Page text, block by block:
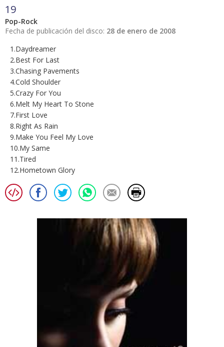
19
Pop-Rock
Fecha de publicación del disco: 28 de enero de 2008
1.Daydreamer
2.Best For Last
3.Chasing Pavements
4.Cold Shoulder
5.Crazy For You
6.Melt My Heart To Stone
7.First Love
8.Right As Rain
9.Make You Feel My Love
10.My Same
11.Tired
12.Hometown Glory